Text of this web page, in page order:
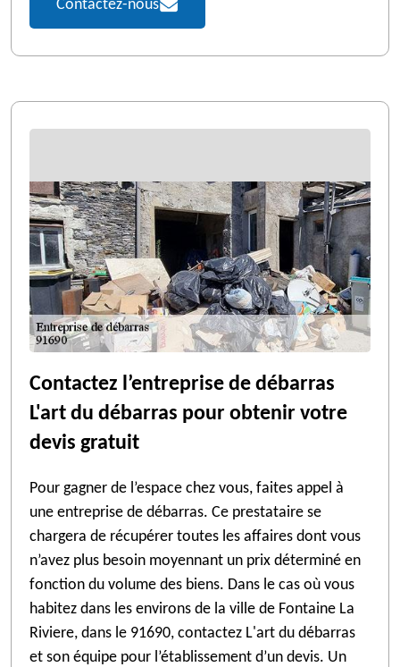
Contactez-nous
Contactez l’entreprise de débarras
L'art du débarras pour obtenir votre
devis gratuit
Pour gagner de l’espace chez vous, faites appel à
une entreprise de débarras. Ce prestataire se
chargera de récupérer toutes les affaires dont vous
n’avez plus besoin moyennant un prix déterminé en
fonction du volume des biens. Dans le cas où vous
habitez dans les environs de la ville de Fontaine La
Riviere, dans le 91690, contactez L'art du débarras
et son équipe pour l’établissement d’un devis. Un